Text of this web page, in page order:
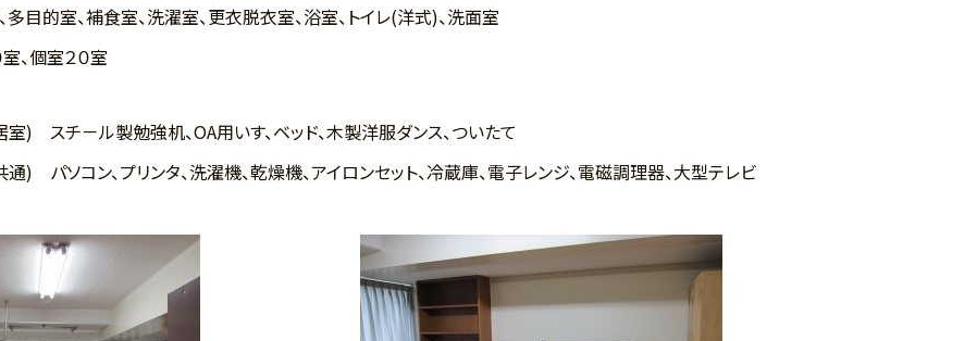
目的室、補食室、洗濯室、更衣脱衣室、浴室、トイレ(洋式)、洗面室
、個室２０室
) スチ－ル製勉強机、OA用いす、ベッド、木製洋服ダンス、ついたて
) パソコン、プリンタ、洗濯機、乾燥機、アイロンセット、冷蔵庫、電子レンジ、電磁調理器、大型テレビ